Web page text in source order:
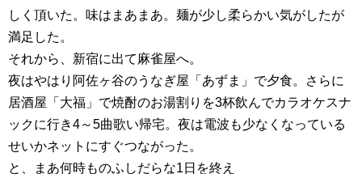
しく頂いた。味はまあまあ。麺が少し柔らかい気がしたが
満足した。
それから、新宿に出て麻雀屋へ。
夜はやはり阿佐ヶ谷のうなぎ屋「あずま」で夕食。さらに
居酒屋「大福」で焼酎のお湯割りを3杯飲んでカラオケスナ
ックに行き4～5曲歌い帰宅。夜は電波も少なくなっている
せいかネットにすぐつながった。
と、まあ何時ものふしだらな1日を終え